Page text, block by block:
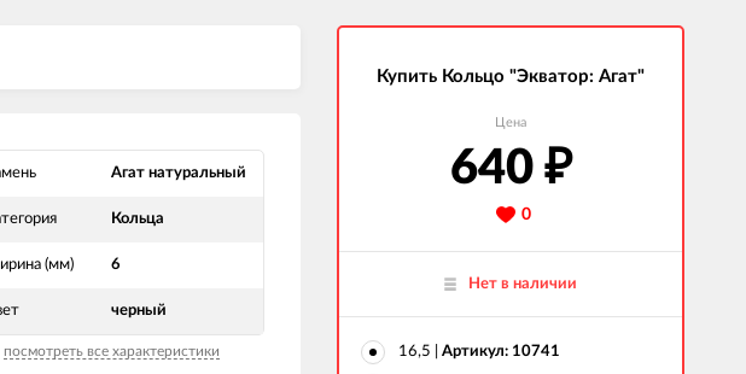
Агат натуральный
Кольца
(мм) 6
черный
посмотреть все характеристики
Купить Кольцо "Экватор: Агат"
Цена
640 ₽
0
Нет в наличии
16,5 | Артикул: 10741